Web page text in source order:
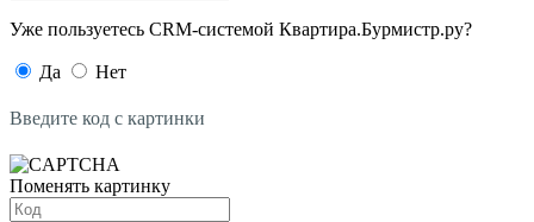
Уже пользуетесь CRM-системой Квартира.Бурмистр.ру?
Да Нет
Введите код с картинки
Поменять картинку